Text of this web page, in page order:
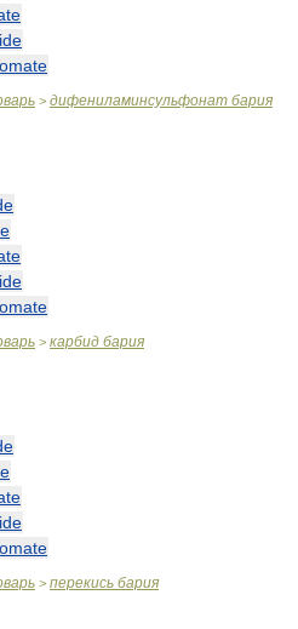
> дифениламинсульфонат бария
> карбид бария
> перекись бария